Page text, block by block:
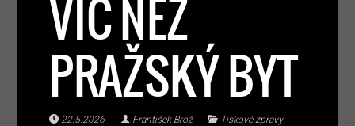
VÍC NEŽ
PRAŽSKÝ BYT
22.5.2026 František Brož
Tiskové zprávy